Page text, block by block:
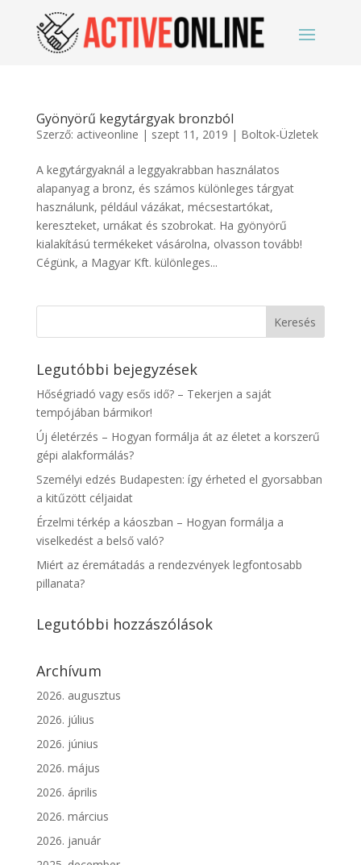
Gyönyörű kegytárgyak bronzból
Szerző: activeonline | szept 11, 2019 | Boltok-Üzletek
A kegytárgyaknál a leggyakrabban használatos
alapanyag a bronz, és számos különleges tárgyat
használunk, például vázákat, mécsestartókat,
kereszteket, urnákat és szobrokat. Ha gyönyörű
kialakítású termékeket vásárolna, olvasson tovább!
Cégünk, a Magyar Kft. különleges...
Legutóbbi bejegyzések
Hőségriadó vagy esős idő? – Tekerjen a saját
tempójában bármikor!
Új életérzés – Hogyan formálja át az életet a korszerű
gépi alakformálás?
Személyi edzés Budapesten: így érheted el gyorsabban
a kitűzött céljaidat
Érzelmi térkép a káoszban – Hogyan formálja a
viselkedést a belső való?
Miért az éremátadás a rendezvények legfontosabb
pillanata?
Legutóbbi hozzászólások
Archívum
2026. augusztus
2026. július
2026. június
2026. május
2026. április
2026. március
2026. január